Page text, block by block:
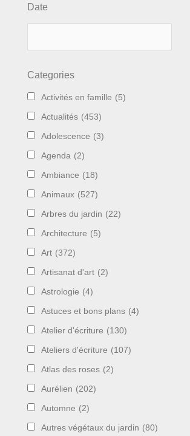
Date
Categories
Activités en famille (5)
Actualités (453)
Adolescence (3)
Agenda (2)
Ambiance (18)
Animaux (527)
Arbres du jardin (22)
Architecture (5)
Art (372)
Artisanat d'art (2)
Astrologie (4)
Astuces et bons plans (4)
Atelier d'écriture (130)
Ateliers d'écriture (107)
Atlas des roses (2)
Aurélien (202)
Automne (2)
Autres végétaux du jardin (80)